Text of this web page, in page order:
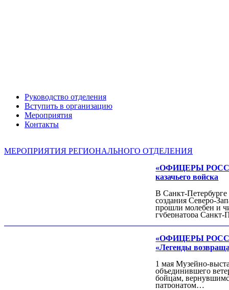
Руководство отделения
Вступить в организацию
Мероприятия
Контакты
МЕРОПРИЯТИЯ РЕГИОНАЛЬНОГО ОТДЕЛЕНИЯ
«ОФИЦЕРЫ
казачьего войска
В Санкт-Петербурге
создания Северо-
прошли молебен и
губернатора
«ОФИЦЕРЫ
«Легенды
1 мая Музейно-
объединившего
бойцам,
патронатом…